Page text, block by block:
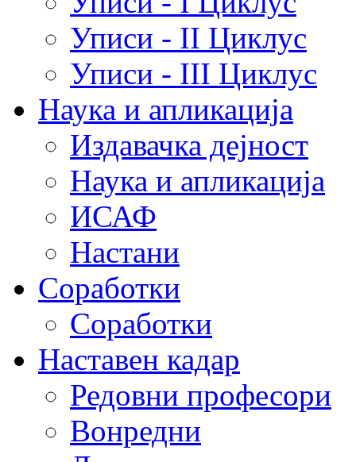
Уписи - II Циклус
Уписи - III Циклус
Наука и апликација
Издавачка дејност
Наука и апликација
ИСАФ
Настани
Соработки
Соработки
Наставен кадар
Редовни професори
Вонредни